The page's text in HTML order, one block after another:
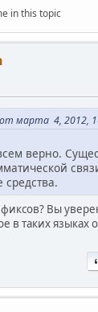
in this topic
марта 4, 2012,
верно.
Вы
таких языках